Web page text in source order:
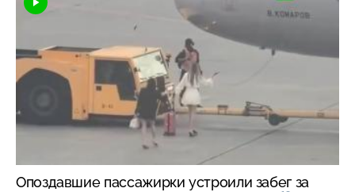
Опоздавшие пассажирки устроили забег за